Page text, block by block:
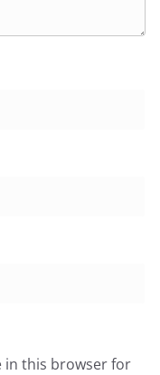
in this browser for